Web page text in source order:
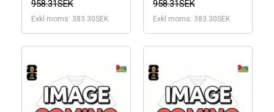
958.31SEK
Exkl moms: 383.30SEK
958.31SEK
Exkl moms: 383.30SEK